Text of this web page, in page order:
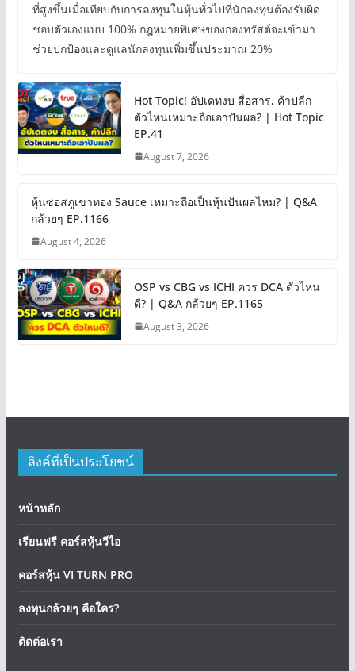
ที่สูงขึ้นเมื่อเทียบกับการลงทุนในหุ้นทั่วไปที่นักลงทุนต้องรับผิด
ชอบตัวเองแบบ 100% กฎหมายพิเศษของกองทรัสต์จะเข้ามา
ช่วยปกป้องและดูแลนักลงทุนเพิ่มขึ้นประมาณ 20%
Hot Topic! อัปเดทงบ สื่อสาร, ค้าปลีก
ตัวไหนเหมาะถือเอาปันผล? | Hot Topic
EP.41
August 7, 2026
หุ้นซอสภูเขาทอง Sauce เหมาะถือเป็นหุ้นปันผลไหม? | Q&A
กล้วยๆ EP.1166
August 4, 2026
OSP vs CBG vs ICHI ควร DCA ตัวไหน
ดี? | Q&A กล้วยๆ EP.1165
August 3, 2026
ลิงค์ที่เป็นประโยชน์
หน้าหลัก
เรียนฟรี คอร์สหุ้นวีไอ
คอร์สหุ้น VI TURN PRO
ลงทุนกล้วยๆ คือใคร?
ติดต่อเรา